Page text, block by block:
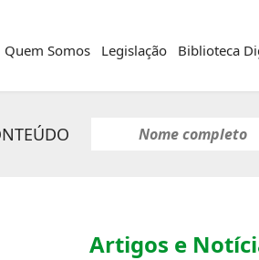
Quem Somos Legislação Biblioteca
Artigos e